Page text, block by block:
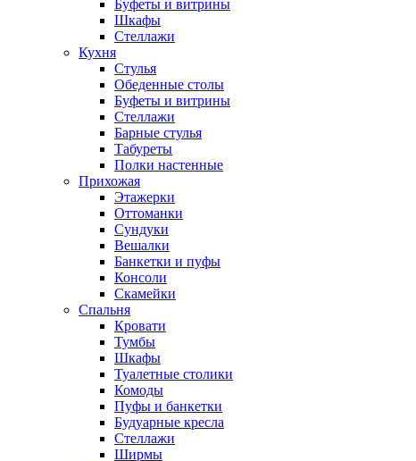
Буфеты и витрины
Шкафы
Стеллажи
Кухня
Стулья
Обеденные столы
Буфеты и витрины
Стеллажи
Барные стулья
Табуреты
Полки настенные
Прихожая
Этажерки
Оттоманки
Сундуки
Вешалки
Банкетки и пуфы
Консоли
Скамейки
Спальня
Кровати
Тумбы
Шкафы
Туалетные столики
Комоды
Пуфы и банкетки
Будуарные кресла
Стеллажи
Ширмы